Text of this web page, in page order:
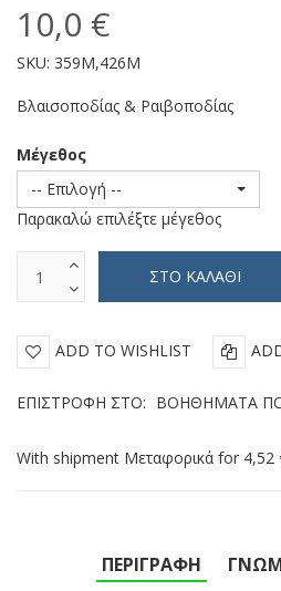
10,0 €
SKU: 359M,426M
Βλαισοποδίας & Ραιβοποδίας
Μέγεθος
-- Επιλογή --
Παρακαλώ επιλέξτε μέγεθος
ADD TO WISHLIST
ΕΠΙΣΤΡΟΦΉ ΣΤΟ: ΒΟΗΘΉΜΑΤΑ
With shipment Μεταφορικά for 4,52
ΠΕΡΙΓΡΑΦΉ